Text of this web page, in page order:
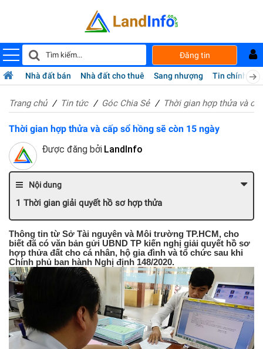
Đăng tin
Nhà đất bán Nhà đất cho thuê Sang nhượng Tin chính chủ
Trang chủ Tin tức Góc Chia Sẻ Thời gian hợp thửa và
Thời gian hợp thửa và cấp sổ hồng sẽ còn 15 ngày
Được đăng bởi LandInfo
Nội dung
Thời gian giải quyết hồ sơ hợp thửa
Thông tin từ Sở Tài nguyên và Môi trường TP.HCM, cho
biết đã có văn bản gửi UBND TP kiến nghị giải quyết hồ sơ
hợp thửa đất cho cá nhân, hộ gia đình và tổ chức sau khi
Chính phủ ban hành Nghị định 148/2020.